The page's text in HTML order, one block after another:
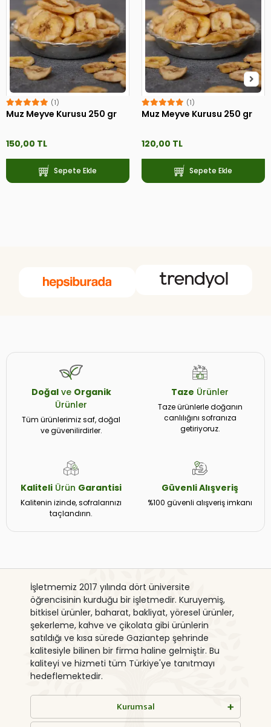
(1)
Muz Meyve Kurusu 250 gr
150,00 TL
Sepete Ekle
(1)
Muz Meyve Kurusu 250 gr
120,00 TL
Sepete Ekle
Doğalve Organik
Ürünler
Tüm ürünlerimiz saf, doğal
ve güvenilirdirler.
Taze Ürünler
Taze ürünlerle doğanın
canlılığını sofranıza
getiriyoruz.
Kaliteli Ürün Garantisi
Kalitenin izinde, sofralarınızı
taçlandırın.
GüvenliAlışveriş
%100 güvenli alışveriş imkanı
İşletmemiz 2017 yılında dört üniversite
öğrencisinin kurduğu bir işletmedir. Kuruyemiş,
bitkisel ürünler, baharat, bakliyat, yöresel ürünler,
şekerleme, kahve ve çikolata gibi ürünlerin
satıldığı ve kısa sürede Gaziantep şehrinde
kalitesiyle bilinen bir firma haline gelmiştir. Bu
kaliteyi ve hizmeti tüm Türkiye'ye tanıtmayı
hedeflemektedir.
Kurumsal